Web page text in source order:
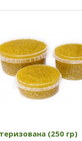
(250 гр)